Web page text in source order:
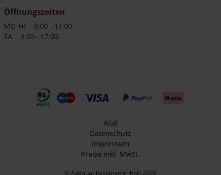
Öffnungszeiten
MO-FR
9:00 - 17:00
SA
9:00 - 17:00
AGB
Datenschutz
Impressum
Preise inkl. MwSt.
© Adéquat Kastananienholz 2026